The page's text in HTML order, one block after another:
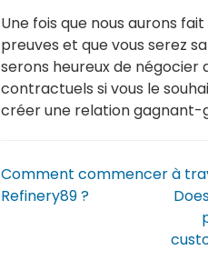
Une fois que nous aurons
preuves et que vous serez
serons heureux de négocier
contractuels si vous le
créer une relation gagnant-
Comment commencer à
Refinery89 ?